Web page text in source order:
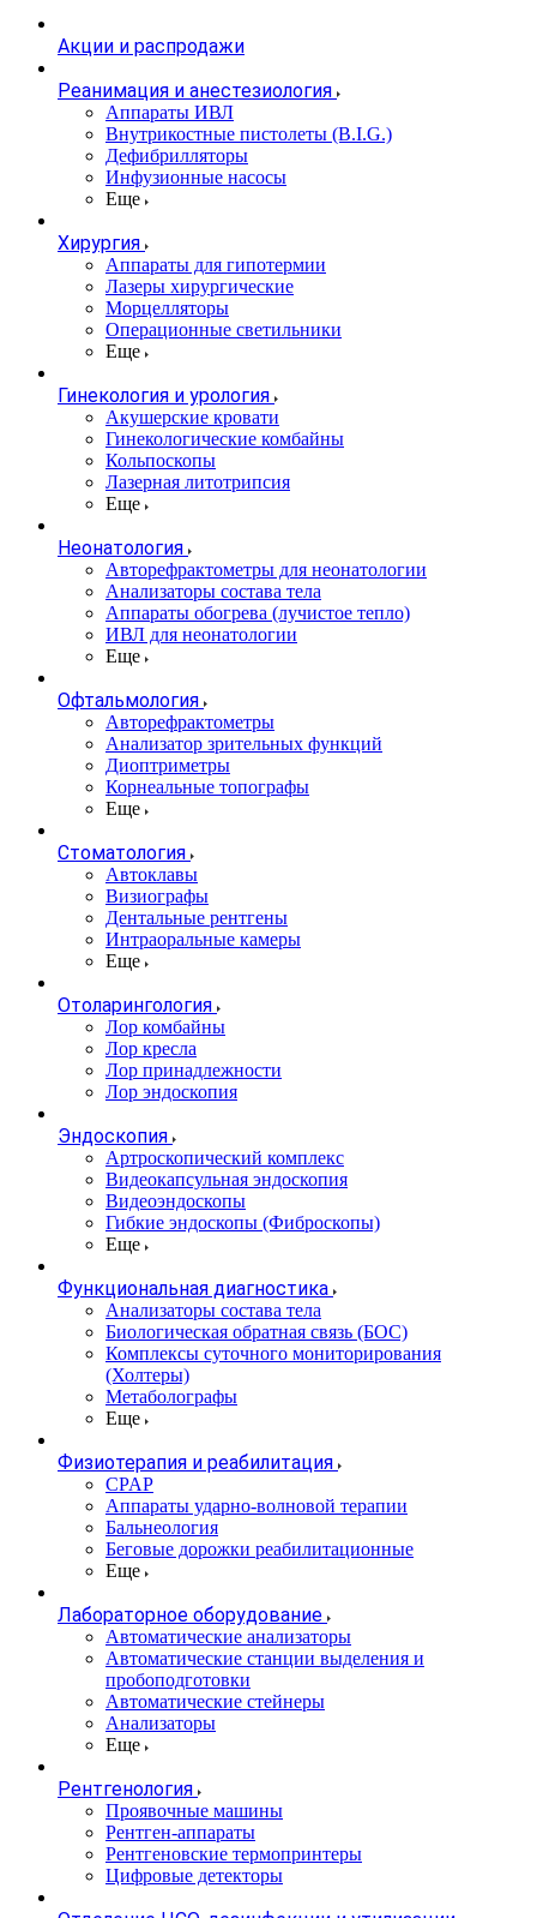
Акции и распродажи
Реанимация и анестезиология
Аппараты ИВЛ
Внутрикостные пистолеты (B.I.G.)
Дефибрилляторы
Инфузионные насосы
Еще
Хирургия
Аппараты для гипотермии
Лазеры хирургические
Морцелляторы
Операционные светильники
Еще
Гинекология и урология
Акушерские кровати
Гинекологические комбайны
Кольпоскопы
Лазерная литотрипсия
Еще
Неонатология
Авторефрактометры для неонатологии
Анализаторы состава тела
Аппараты обогрева (лучистое тепло)
ИВЛ для неонатологии
Еще
Офтальмология
Авторефрактометры
Анализатор зрительных функций
Диоптриметры
Корнеальные топографы
Еще
Стоматология
Автоклавы
Визиографы
Дентальные рентгены
Интраоральные камеры
Еще
Отоларингология
Лор комбайны
Лор кресла
Лор принадлежности
Лор эндоскопия
Эндоскопия
Артроскопический комплекс
Видеокапсульная эндоскопия
Видеоэндоскопы
Гибкие эндоскопы (Фиброcкопы)
Еще
Функциональная диагностика
Анализаторы состава тела
Биологическая обратная связь (БОС)
Комплексы суточного мониторирования
(Холтеры)
Метаболографы
Еще
Физиотерапия и реабилитация
CPAP
Аппараты ударно-волновой терапии
Бальнеология
Беговые дорожки реабилитационные
Еще
Лабораторное оборудование
Автоматические анализаторы
Автоматические станции выделения и
пробоподготовки
Автоматические стейнеры
Анализаторы
Еще
Рентгенология
Проявочные машины
Рентген-аппараты
Рентгеновские термопринтеры
Цифровые детекторы